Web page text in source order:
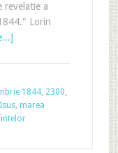
revelatie a
Lorin
1844, 2300,
Isus, marea